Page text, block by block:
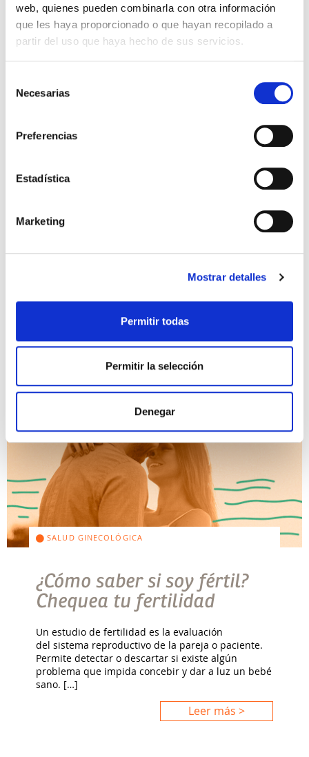
web, quienes pueden combinarla con otra información
que les haya proporcionado o que hayan recopilado a
partir del uso que haya hecho de sus servicios.
Necesarias
Preferencias
Estadística
Marketing
Mostrar detalles
Permitir todas
Permitir la selección
Denegar
Leer más >
entre los 10 y los 16 años, ya se puede […]
Leer más >
SALUD GINECOLÓGICA
¿Cómo saber si soy fértil?
Chequea tu fertilidad
Un estudio de fertilidad es la evaluación
del sistema reproductivo de la pareja o paciente.
Permite detectar o descartar si existe algún
problema que impida concebir y dar a luz un bebé
sano. […]
Leer más >